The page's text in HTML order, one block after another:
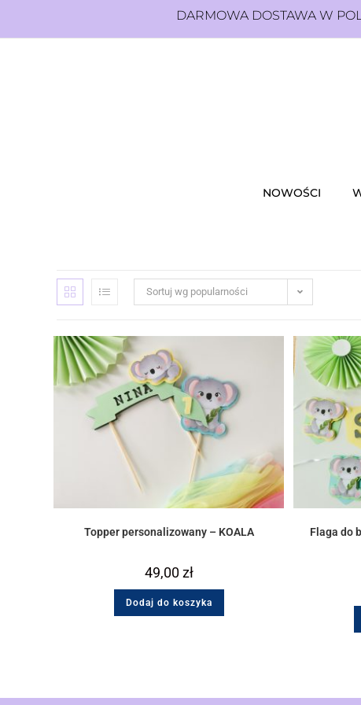
DARMOWA DOSTAWA W
NOWOŚCI
Sortuj wg popularności
Topper personalizowany – KOALA
49,00zł
Dodaj do koszyka
Flaga do